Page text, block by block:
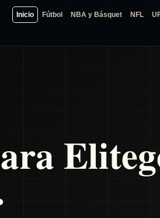
Inicio Fútbol NBA y Básquet NFL